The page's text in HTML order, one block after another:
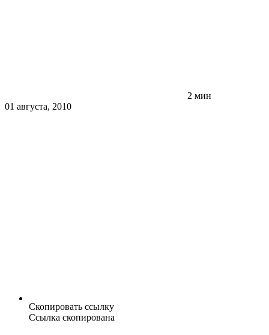
2 мин
01 августа, 2010
Скопировать ссылку
Ссылка скопирована